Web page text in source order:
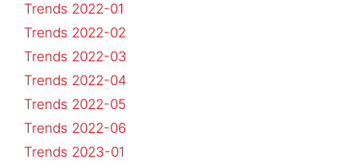
Trends 2022-01
Trends 2022-02
Trends 2022-03
Trends 2022-04
Trends 2022-05
Trends 2022-06
Trends 2023-01